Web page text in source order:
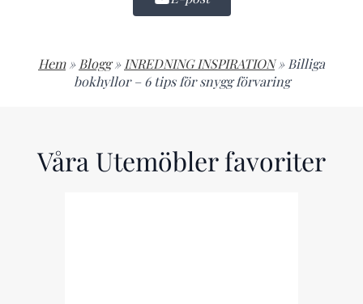
Hem » Blogg » INREDNING INSPIRATION » Billiga
bokhyllor – 6 tips för snygg förvaring
Våra Utemöbler favoriter